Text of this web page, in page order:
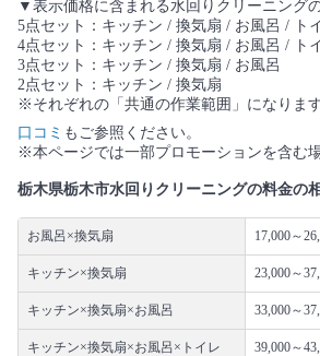
▼表示価格に含まれる水回りクリーニング
5点セット：キッチン / 換気扇 / お風呂 / ト
4点セット：キッチン / 換気扇 / お風呂 / ト
3点セット：キッチン / 換気扇 / お風呂
2点セット：キッチン / 換気扇
※それぞれの「共通の作業範囲」になります
口コミ もご参照ください。
※本ページでは一部プロモーションを含む
栃木県栃木市水回りクリーニングの料金の
お風呂×換気扇 17,000～
キッチン×換気扇 23,000～
キッチン×換気扇×お風呂 33,000～
キッチン×換気扇×お風呂×トイレ 39,000～